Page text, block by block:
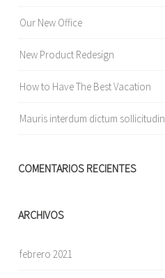
Our New Office
New Product Redesign
How to Have The Best Vacation
Mauris interdum dictum sollicitudin
COMENTARIOS RECIENTES
ARCHIVOS
febrero 2021